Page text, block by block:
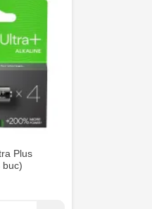
Gagarin 24
Plus
buc)